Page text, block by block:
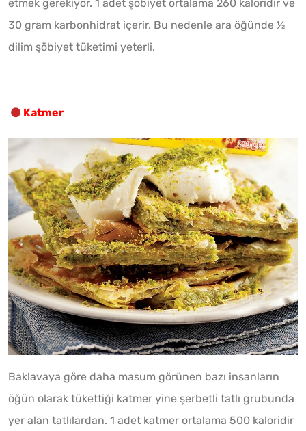
etmek gerekiyor. 1 adet şöbiyet ortalama 260 kaloridir ve
30 gram karbonhidrat içerir. Bu nedenle ara öğünde ½
dilim şöbiyet tüketimi yeterli.
Katmer
Baklavaya göre daha masum görünen bazı insanların
öğün olarak tükettiği katmer yine şerbetli tatlı grubunda
yer alan tatlılardan. 1 adet katmer ortalama 500 kaloridir